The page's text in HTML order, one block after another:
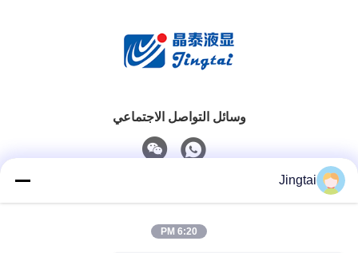
وسائل التواصل الاجتماعي
Jingtai
6:20 PM